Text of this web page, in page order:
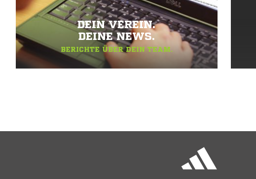
DEIN VEREIN.
DEINE NEWS.
BERICHTE ÜBER DEIN TEAM.